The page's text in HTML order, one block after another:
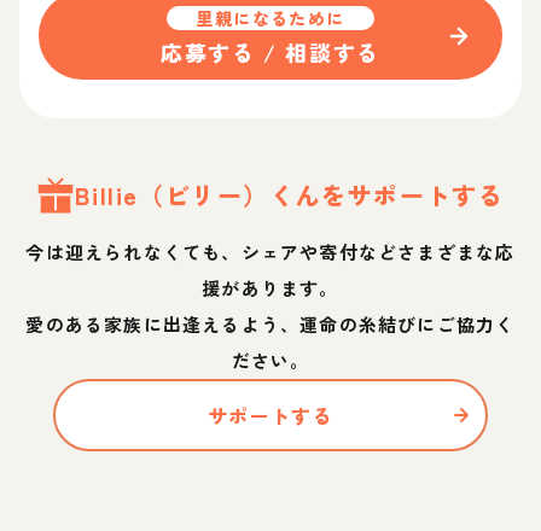
里親になるために
応募する / 相談する
Billie（ビリー） くんをサポートする
今は迎えられなくても、シェアや寄付などさまざまな応
援があります。
愛のある家族に出逢えるよう、運命の糸結びにご協力く
ださい。
サポートする